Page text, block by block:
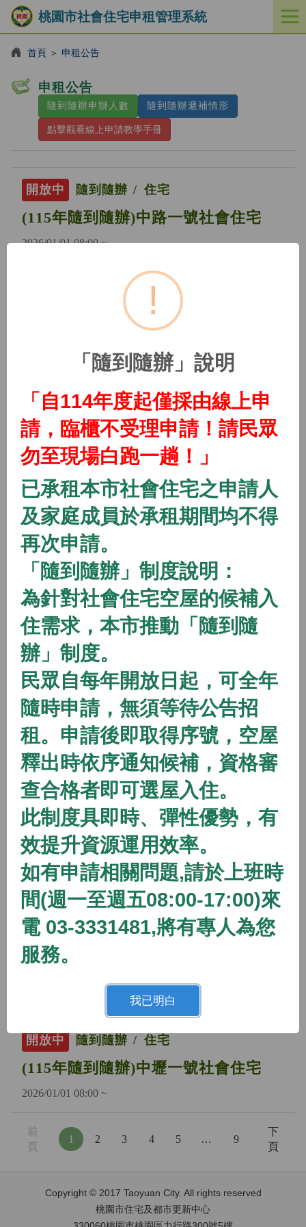
桃園市社會住宅申租管理系統
開
啟
首頁 ＞ 申租公告
申租公告
隨到隨辦申辦人數 隨到隨辦遞補情形
點擊觀看線上申請教學手冊
開放中 隨到隨辦 住宅
(115年隨到隨辦)中路一號社會住宅
2026/01/01 08:00 ~
隨到隨辦 住宅
(115年隨到隨辦)中路二號社會住宅
(115年隨到隨辦)中路三號社會住宅
2026/01/01 08:00 ~
(115年隨到隨辦)中路四號社會住宅
2026/01/01 08:00 ~
開放中 隨到隨辦 住宅
(115年隨到隨辦)八德一號社會住宅
2026/01/01 08:00 ~
開放中 隨到隨辦
(115年隨到隨辦)八德二號社會住宅
2026/01/01 08:00 ~
開放中 隨到隨辦 住宅
(115年隨到隨辦)八德三號社會住宅
2026/01/01 08:00 ~
開放中 隨到隨辦 住宅
(115年隨到隨辦)蘆竹一號社會住宅
2026/01/01 08:00 ~
開放中
開放中 隨到隨辦 住宅
(115年隨到隨辦)中壢一號社會住宅
2026/01/01 08:00 ~
前
頁
1 2 3 4 5 … 9
下
頁
Copyright © 2017 Taoyuan City. All rights reserved
桃園市住宅及都市更新中心
!
「隨到隨辦」說明
「自114年度起僅採由線上申
請，臨櫃不受理申請！請民眾
勿至現場白跑一趟！」
已承租本市社會住宅之申請人
及家庭成員於承租期間均不得
再次申請。
「隨到隨辦」制度說明：
為針對社會住宅空屋的候補入
住需求，本市推動「隨到隨
辦」制度。
民眾自每年開放日起，可全年
隨時申請，無須等待公告招
租。申請後即取得序號，空屋
釋出時依序通知候補，資格審
查合格者即可選屋入住。
此制度具即時、彈性優勢，有
效提升資源運用效率。
如有申請相關問題,請於上班時
間(週一至週五08:00-17:00)來
電 03-3331481,將有專人為您
服務。
我已明白